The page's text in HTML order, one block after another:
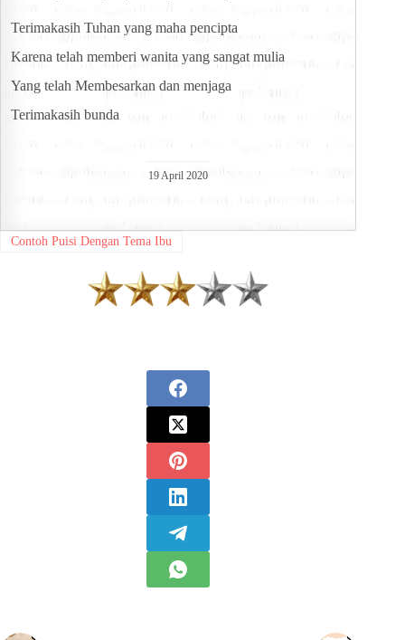
Terimakasih Tuhan yang maha pencipta
Karena telah memberi wanita yang sangat mulia
Yang telah Membesarkan dan menjaga
Terimakasih bunda
19 April 2020
Contoh Puisi Dengan Tema Ibu